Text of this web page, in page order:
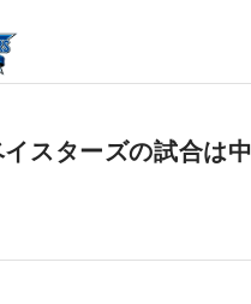
スターズの試合は